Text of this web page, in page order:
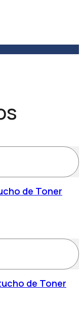
de Toner
de Toner